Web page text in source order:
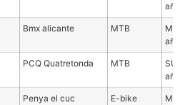
Bmx alicante MTB
PCQ Quatretonda MTB
Penya el cuc E-bike